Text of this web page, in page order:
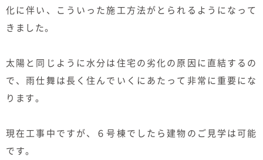
化に伴い、こういった施工方法がとられるようになって
きました。
太陽と同じように水分は住宅の劣化の原因に直結するの
で、雨仕舞は長く住んでいくにあたって非常に重要にな
ります。
現在工事中ですが、６号棟でしたら建物のご見学は可能
です。